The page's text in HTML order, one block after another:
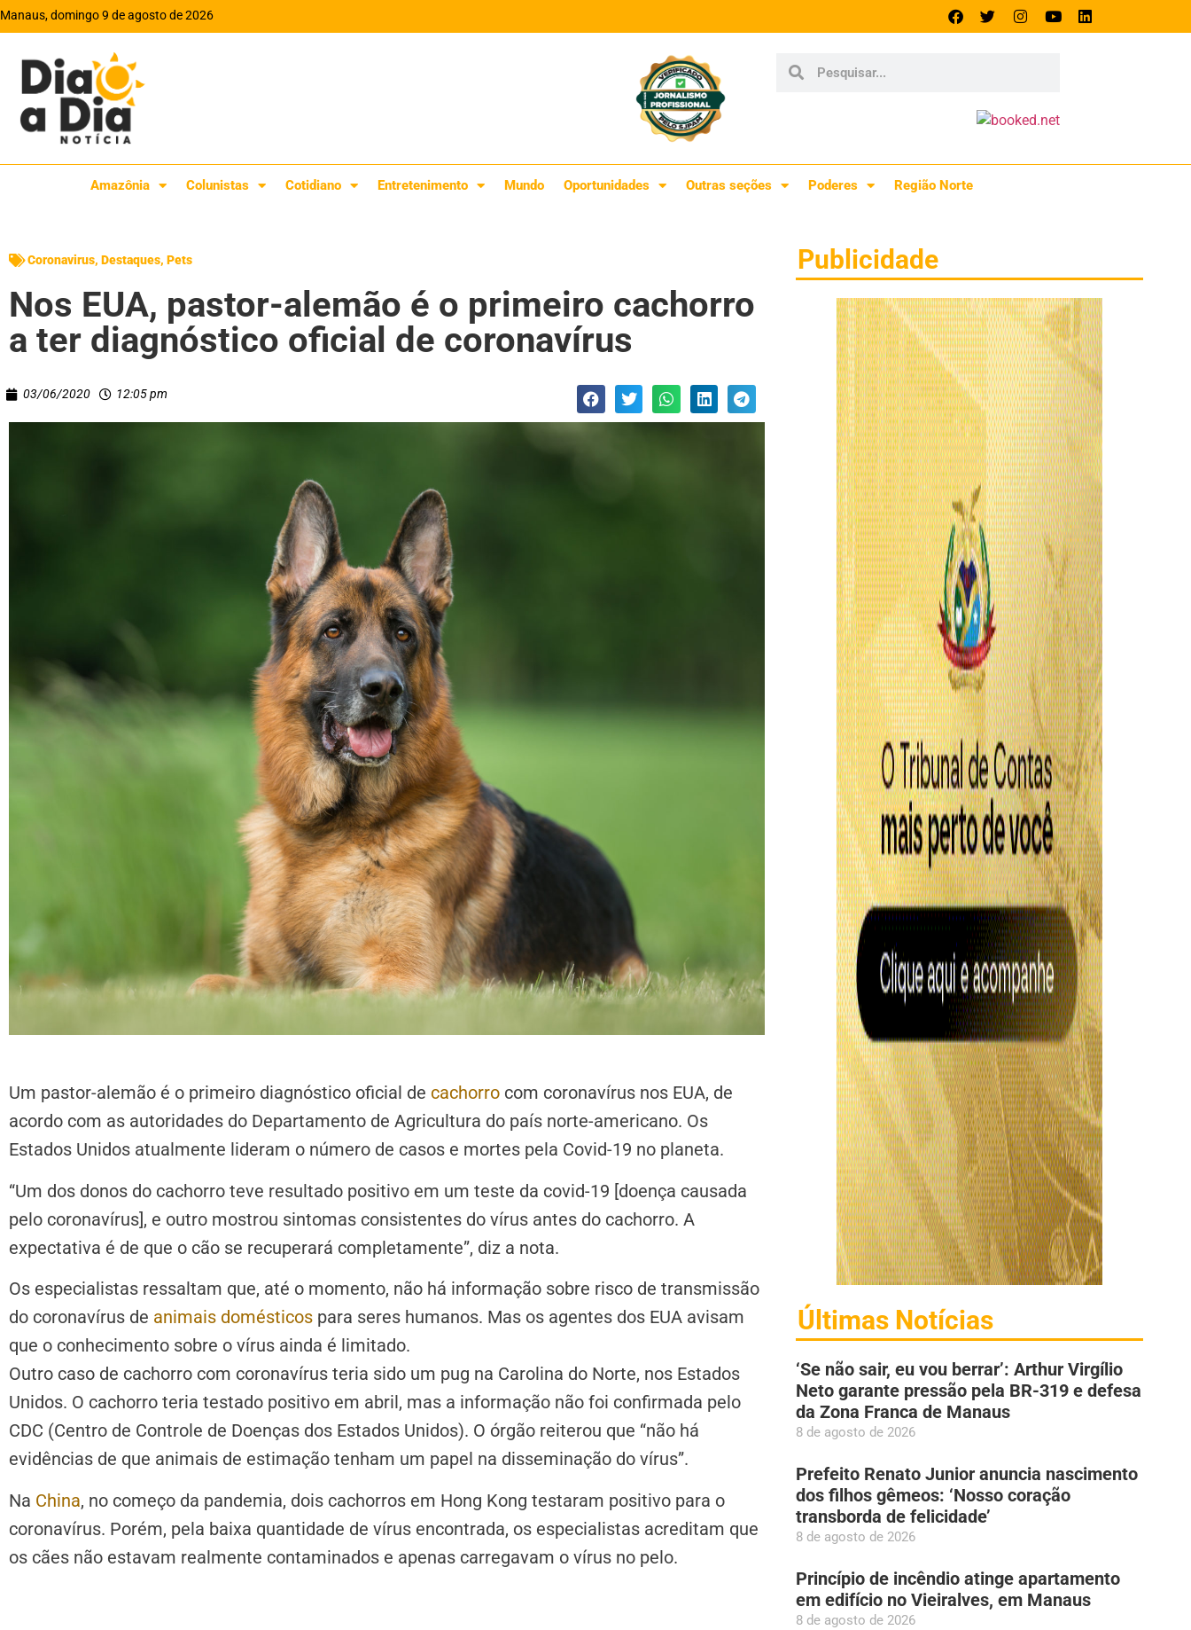
Manaus, domingo 9 de agosto de 2026
Amazônia Colunistas Cotidiano Entretenimento Mundo Oportunidades Outras seções Poderes Região Norte
Coronavirus, Destaques, Pets
Nos EUA, pastor-alemão é o primeiro cachorro
a ter diagnóstico oficial de coronavírus
03/06/2020 12:05 pm
Um pastor-alemão é o primeiro diagnóstico oficial de cachorro com coronavírus nos EUA, de
acordo com as autoridades do Departamento de Agricultura do país norte-americano. Os
Estados Unidos atualmente lideram o número de casos e mortes pela Covid-19 no planeta.
“Um dos donos do cachorro teve resultado positivo em um teste da covid-19 [doença causada
pelo coronavírus], e outro mostrou sintomas consistentes do vírus antes do cachorro. A
expectativa é de que o cão se recuperará completamente”, diz a nota.
Os especialistas ressaltam que, até o momento, não há informação sobre risco de transmissão
do coronavírus de animais domésticos para seres humanos. Mas os agentes dos EUA avisam
que o conhecimento sobre o vírus ainda é limitado.
Outro caso de cachorro com coronavírus teria sido um pug na Carolina do Norte, nos Estados
Unidos. O cachorro teria testado positivo em abril, mas a informação não foi confirmada pelo
CDC (Centro de Controle de Doenças dos Estados Unidos). O órgão reiterou que “não há
evidências de que animais de estimação tenham um papel na disseminação do vírus”.
Na China, no começo da pandemia, dois cachorros em Hong Kong testaram positivo para o
coronavírus. Porém, pela baixa quantidade de vírus encontrada, os especialistas acreditam que
os cães não estavam realmente contaminados e apenas carregavam o vírus no pelo.
Publicidade
Últimas Notícias
‘Se não sair, eu vou berrar’: Arthur Virgílio
Neto garante pressão pela BR-319 e defesa
da Zona Franca de Manaus
8 de agosto de 2026
Prefeito Renato Junior anuncia nascimento
dos filhos gêmeos: ‘Nosso coração
transborda de felicidade’
8 de agosto de 2026
Princípio de incêndio atinge apartamento
em edifício no Vieiralves, em Manaus
8 de agosto de 2026